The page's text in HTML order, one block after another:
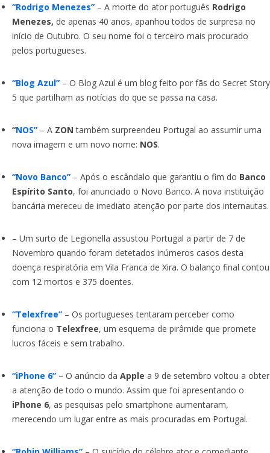
“Rodrigo Menezes” – A morte do ator português Rodrigo
Menezes, de apenas 40 anos, apanhou todos de surpresa no
início de Outubro. O seu nome foi o terceiro mais procurado
pelos portugueses.
“Blog Azul” – O Blog Azul é um blog feito por fãs do Secret Story
5 que partilham as notícias do que se passa na casa.
“NOS” – A ZON também surpreendeu Portugal ao assumir uma
nova imagem e um novo nome: NOS.
“Novo Banco” – Após o escândalo que garantiu o fim do Banco
Espírito Santo, foi anunciado o Novo Banco. A nova instituição
bancária mereceu de imediato atenção por parte dos internautas.
– Um surto de Legionella assustou Portugal a partir de 7 de
Novembro quando foram detetados inúmeros casos desta
doença respiratória em Vila Franca de Xira. O balanço final contou
com 12 mortos e 375 doentes.
“Telexfree” – Os portugueses tentaram perceber como
funciona o Telexfree, um esquema de pirâmide que promete
lucros fáceis e sem trabalho.
“iPhone 6” – O anúncio da Apple a 9 de setembro voltou a obter
a atenção de todo o mundo. Assim que foi apresentando o
iPhone 6, as pesquisas pelo smartphone aumentaram,
merecendo um lugar entre as mais procuradas em Portugal.